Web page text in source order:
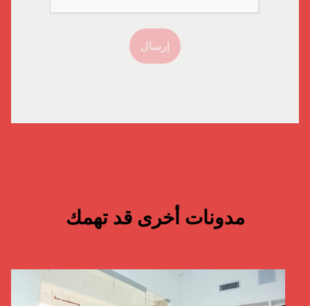
إرسال
مدونات أخرى قد تهمك